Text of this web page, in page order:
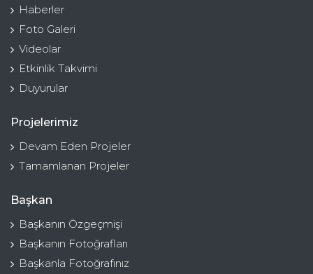
Haberler
Foto Galeri
Videolar
Etkinlik Takvimi
Duyurular
Projelerimiz
Devam Eden Projeler
Tamamlanan Projeler
Başkan
Başkanın Özgeçmişi
Başkanın Fotoğrafları
Başkanla Fotoğrafınız